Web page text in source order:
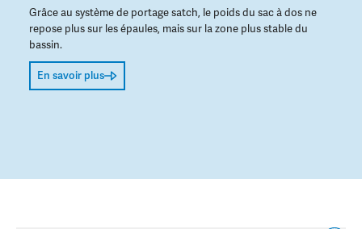
Grâce au système de portage satch, le poids du sac à dos ne
repose plus sur les épaules, mais sur la zone plus stable du
bassin.
En savoir plus